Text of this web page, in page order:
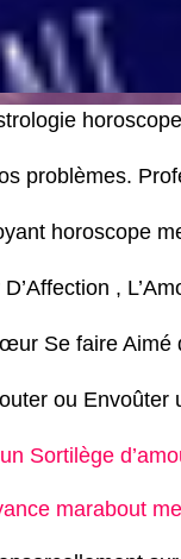
problèmes.
horoscope
,
Se faire Aimé
ou Envoûter
Sortilège
marabout